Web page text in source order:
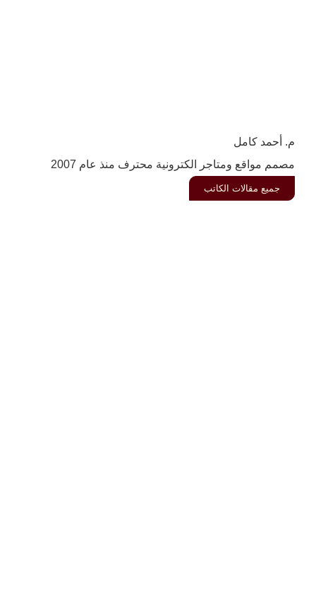
م. أحمد كامل
مصمم مواقع ومتاجر الكترونية محترف منذ عام 2007
جميع مقالات الكاتب